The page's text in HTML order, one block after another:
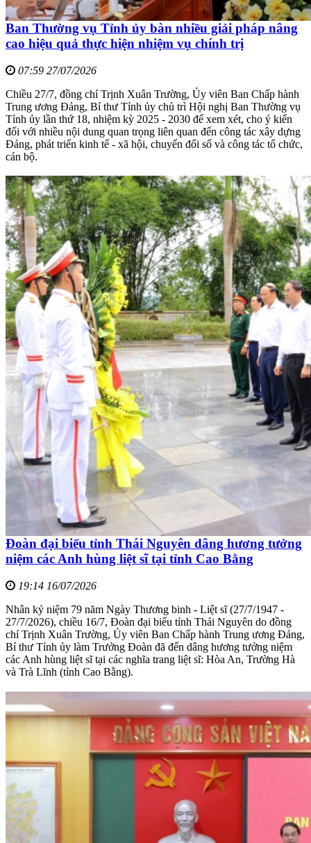
Ban Thường vụ Tỉnh ủy bàn nhiều giải pháp nâng
cao hiệu quả thực hiện nhiệm vụ chính trị
07:59 27/07/2026
Chiều 27/7, đồng chí Trịnh Xuân Trường, Ủy viên Ban Chấp hành
Trung ương Đảng, Bí thư Tỉnh ủy chủ trì Hội nghị Ban Thường vụ
Tỉnh ủy lần thứ 18, nhiệm kỳ 2025 - 2030 để xem xét, cho ý kiến
đối với nhiều nội dung quan trọng liên quan đến công tác xây dựng
Đảng, phát triển kinh tế - xã hội, chuyển đổi số và công tác tổ chức,
cán bộ.
Đoàn đại biểu tỉnh Thái Nguyên dâng hương tưởng
niệm các Anh hùng liệt sĩ tại tỉnh Cao Bằng
19:14 16/07/2026
Nhân kỷ niệm 79 năm Ngày Thương binh - Liệt sĩ (27/7/1947 -
27/7/2026), chiều 16/7, Đoàn đại biểu tỉnh Thái Nguyên do đồng
chí Trịnh Xuân Trường, Ủy viên Ban Chấp hành Trung ương Đảng,
Bí thư Tỉnh ủy làm Trưởng Đoàn đã đến dâng hương tưởng niệm
các Anh hùng liệt sĩ tại các nghĩa trang liệt sĩ: Hòa An, Trường Hà
và Trà Lĩnh (tỉnh Cao Bằng).